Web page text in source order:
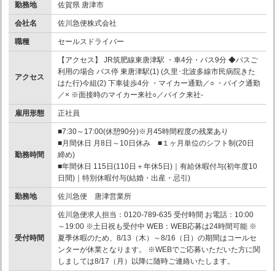
勤務地 佐賀県 唐津市
会社名 佐川急便株式会社
職種 セールスドライバー
アクセス
【アクセス】 JR筑肥線東唐津駅 ・車4分・バス9分 ◆バスご
利用の場合 バス停 東唐津駅(1) (久里･北波多線市民病院きた
はた行)今組(2) 下車徒歩4分 ・マイカー通勤／○ ・バイク通勤
／× ※面接時のマイカー来社○／バイク来社-
雇用形態 正社員
勤務時間
■7:30～17:00(休憩90分)※月45時間程度の残業あり
■月間休日 月8日～10日休み ■１ヶ月単位のシフト制(20日
締め)
■年間休日 115日(110日＋年休5日)｜有給休暇付与(初年度10
日間)｜特別休暇付与(結婚・出産・忌引)
勤務地 佐川急便 唐津営業所
受付時間
佐川急便求人担当：0120-789-635 受付時間 お電話：10:00
～19:00 ※土日祝も受付中 WEB：WEB応募は24時間可能 ※
夏季休暇のため、8/13（木）～8/16（日）の期間はコールセ
ンターが休業となります。 ※WEBでご応募いただいた方に関
しましては8/17（月）以降に随時ご連絡いたします。